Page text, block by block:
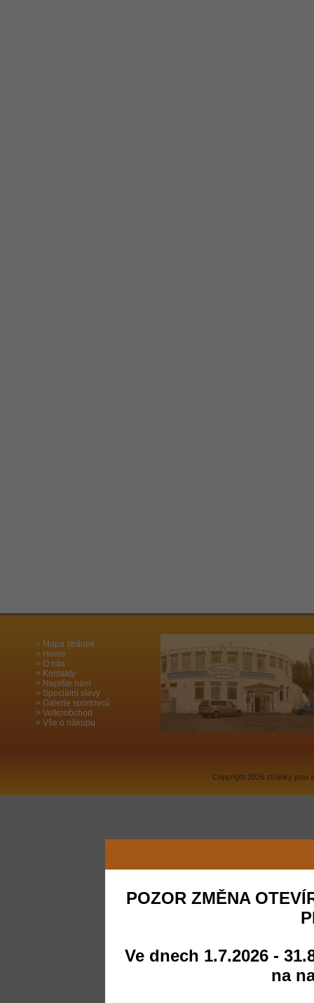
Mapa stránek
Home
O nás
Kontakty
Napište nám
Speciální slevy
Galerie sportovců
Velkoobchod
Vše o nákupu
POZOR ZMĚNA
Ve dnech 1.7.2026 -
na
Copyright 2026 stránky jsou